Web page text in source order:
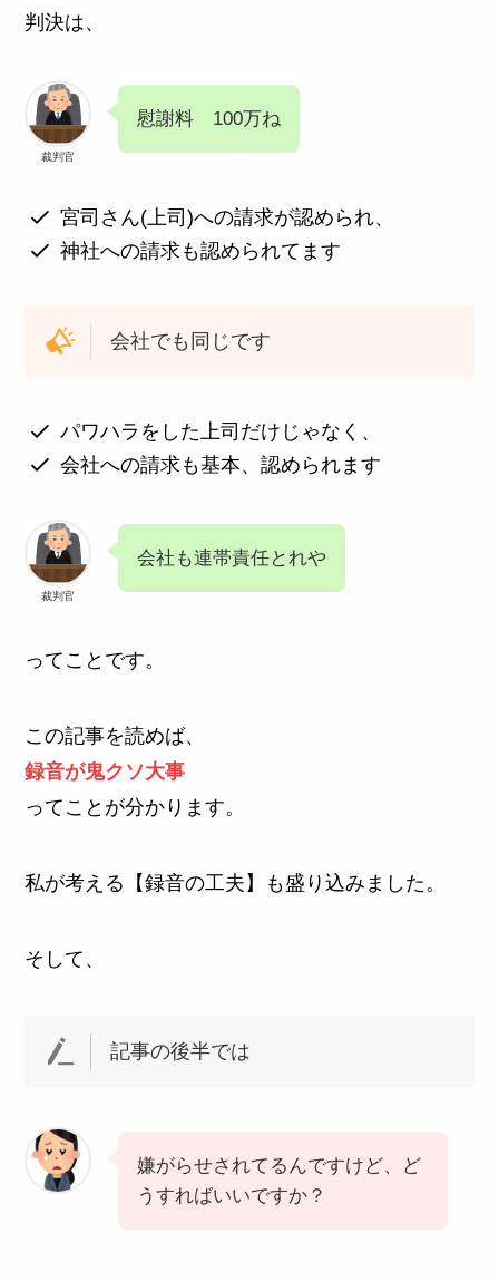
判決は、
裁判官
慰謝料 100万ね
宮司さん(上司)への請求が認められ、
神社への請求も認められてます
会社でも同じです
パワハラをした上司だけじゃなく、
会社への請求も基本、認められます
裁判官
会社も連帯責任とれや
ってことです。
この記事を読めば、
録音が鬼クソ大事
ってことが分かります。
私が考える【録音の工夫】も盛り込みました。
そして、
記事の後半では
嫌がらせされてるんですけど、ど
うすればいいですか？